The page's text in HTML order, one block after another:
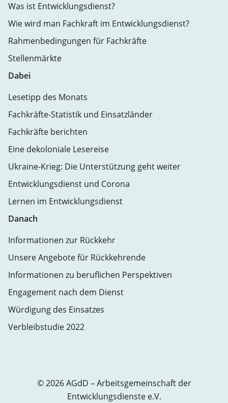
Was ist Entwicklungsdienst?
Wie wird man Fachkraft im Entwicklungsdienst?
Rahmenbedingungen für Fachkräfte
Stellenmärkte
Dabei
Lesetipp des Monats
Fachkräfte-Statistik und Einsatzländer
Fachkräfte berichten
Eine dekoloniale Lesereise
Ukraine-Krieg: Die Unterstützung geht weiter
Entwicklungsdienst und Corona
Lernen im Entwicklungsdienst
Danach
Informationen zur Rückkehr
Unsere Angebote für Rückkehrende
Informationen zu beruflichen Perspektiven
Engagement nach dem Dienst
Würdigung des Einsatzes
Verbleibstudie 2022
© 2026 AGdD – Arbeitsgemeinschaft der
Entwicklungsdienste e.V.